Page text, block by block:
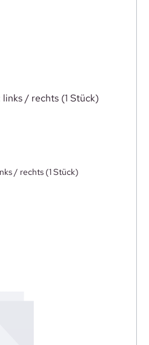
/ rechts (1 Stück)